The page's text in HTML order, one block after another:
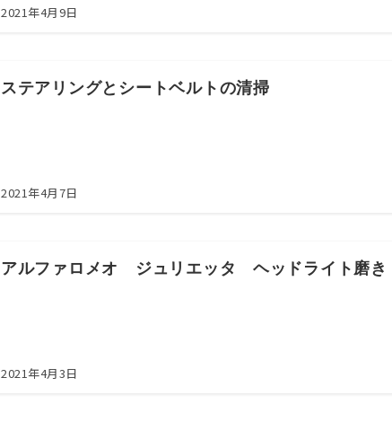
2021年4月9日
ステアリングとシートベルトの清掃
2021年4月7日
アルファロメオ ジュリエッタ ヘッドライト磨き
2021年4月3日